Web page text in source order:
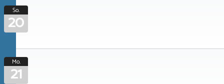
So.
20
Mo.
21